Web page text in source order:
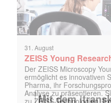
31. August
ZEISS Young
Der ZEISS Microscopy
ermöglicht es innovativen
Pharma, ihr
Analyse zu präsentieren.